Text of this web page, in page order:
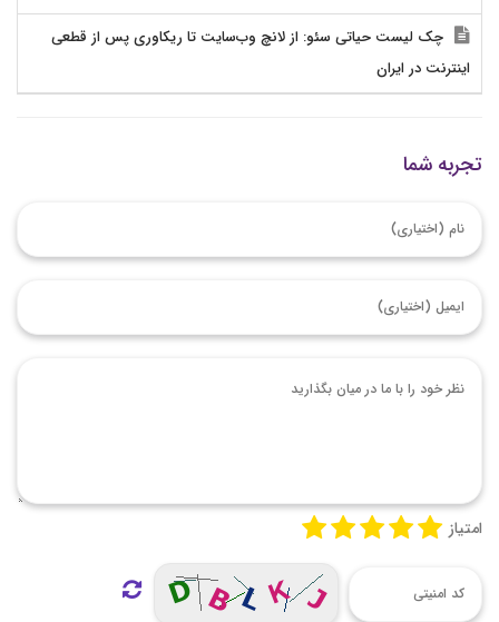
چک لیست حیاتی سئو: از لانچ وب‌سایت تا ریکاوری پس از قطعی
اینترنت در ایران
تجربه شما
امتیاز